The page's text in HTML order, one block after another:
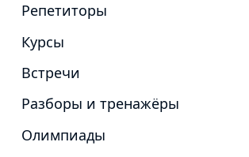
Репетиторы
Курсы
Встречи
Разборы и тренажёры
Олимпиады